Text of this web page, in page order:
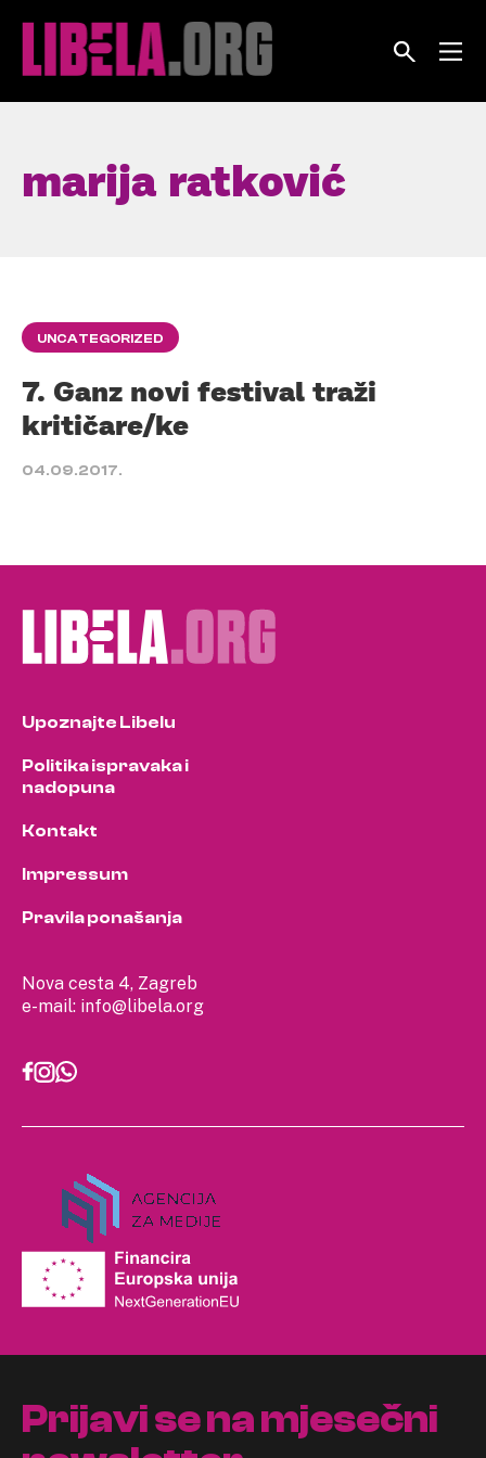
marija ratković
UNCATEGORIZED
7. Ganz novi festival traži
kritičare/ke
04.09.2017.
Nova cesta 4, Zagreb
e-mail: info@libela.org
Upoznajte Libelu
Politika ispravaka i
nadopuna
Kontakt
Impressum
Pravila ponašanja
Prijavi se na mjesečni